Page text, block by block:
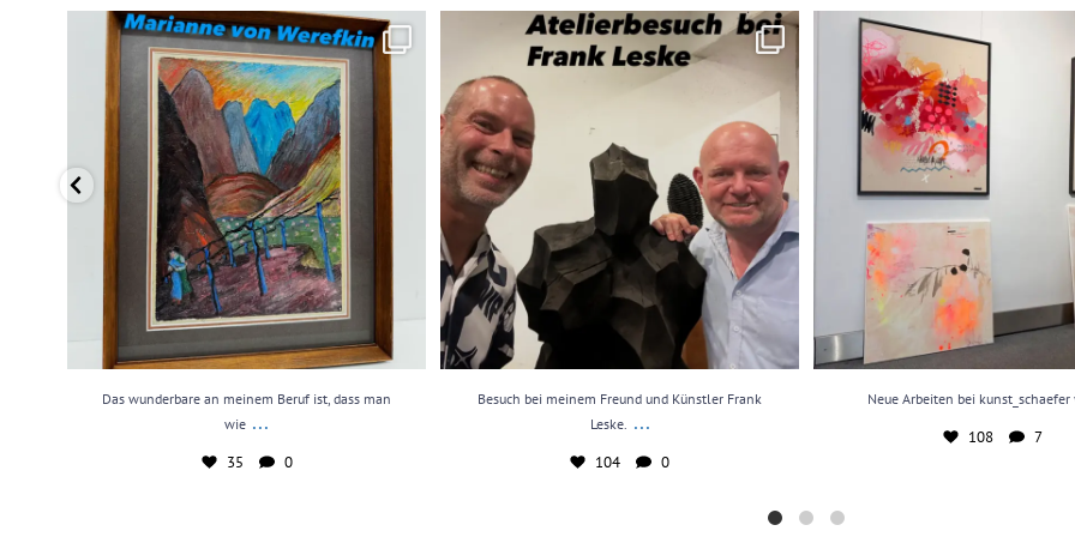
Das wunderbare an meinem Beruf ist, dass man wie...
35 0
Das wunderbare an meinem Beruf ist, dass man
wie ...
35 0
Besuch bei meinem Freund und Künstler Frank Leske....
104 0
Besuch bei meinem Freund und Künstler Frank
Leske. ...
104 0
Neue Arbeiten bei kunst_schaefer
108
Neue Arbeiten bei kunst_schaefer
108 7